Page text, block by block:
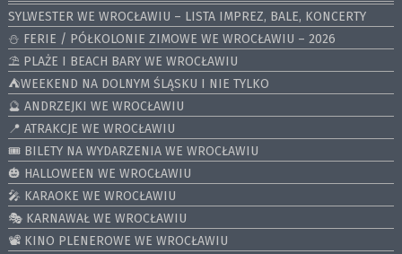
SYLWESTER WE WROCŁAWIU – LISTA IMPREZ, BALE, KONCERTY
⛄️ FERIE / PÓŁKOLONIE ZIMOWE WE WROCŁAWIU – 2026
⛱️ PLAŻE I BEACH BARY WE WROCŁAWIU
⛺️WEEKEND NA DOLNYM ŚLĄSKU I NIE TYLKO
🔮 ANDRZEJKI WE WROCŁAWIU
📍 ATRAKCJE WE WROCŁAWIU
🎟️ BILETY NA WYDARZENIA WE WROCŁAWIU
🎃 HALLOWEEN WE WROCŁAWIU
🎤 KARAOKE WE WROCŁAWIU
🎭 KARNAWAŁ WE WROCŁAWIU
📽️ KINO PLENEROWE WE WROCŁAWIU